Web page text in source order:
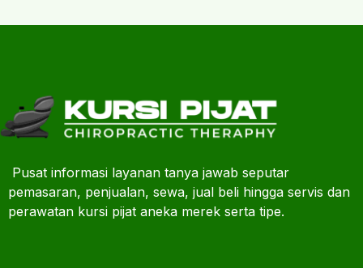
Pusat informasi layanan tanya jawab seputar
pemasaran, penjualan, sewa, jual beli hingga servis dan
perawatan kursi pijat aneka merek serta tipe.